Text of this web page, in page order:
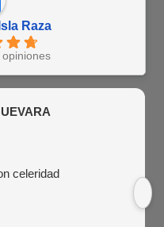
Raza
celeridad